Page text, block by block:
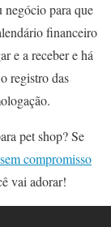
negócio para que
financeiro
e a receber e há
registro das
pet shop? Se
compromisso
vai adorar!